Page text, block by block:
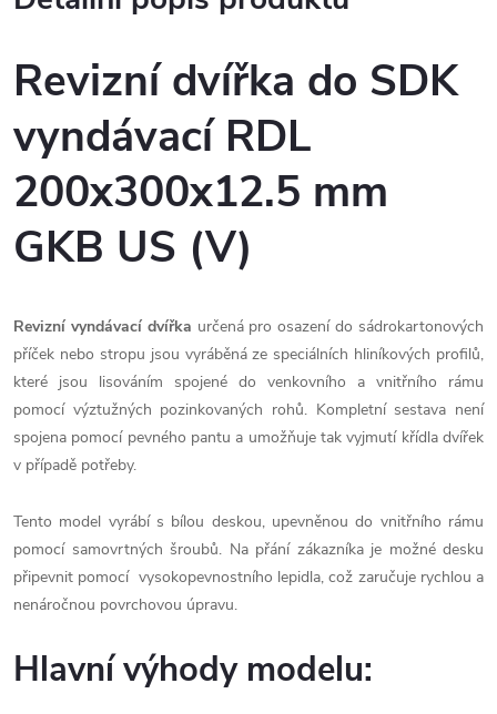
Revizní dvířka do SDK
vyndávací RDL
200x300x12.5 mm
GKB US (V)
Revizní vyndávací dvířka určená pro osazení do sádrokartonových
příček nebo stropu jsou vyráběná ze speciálních hliníkových profilů,
které jsou lisováním spojené do venkovního a vnitřního rámu
pomocí výztužných pozinkovaných rohů. Kompletní sestava není
spojena pomocí pevného pantu a umožňuje tak vyjmutí křídla dvířek
v případě potřeby.
Tento model vyrábí s bílou deskou, upevněnou do vnitřního rámu
pomocí samovrtných šroubů. Na přání zákazníka je možné desku
připevnit pomocí vysokopevnostního lepidla, což zaručuje rychlou a
nenáročnou povrchovou úpravu.
Hlavní výhody modelu: